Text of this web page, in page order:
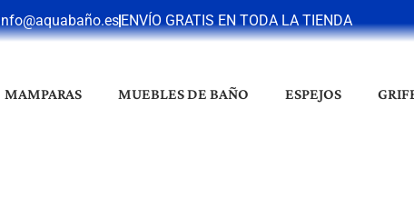
ENVÍO GRATIS EN TODA LA TIENDA
MAMPARAS MUEBLES DE BAÑO ESPEJOS